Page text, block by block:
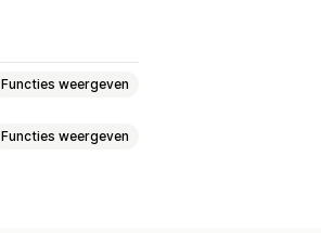
Functies weergeven
Functies weergeven